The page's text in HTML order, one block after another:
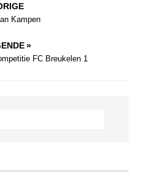
Kampen
»
FC Breukelen 1